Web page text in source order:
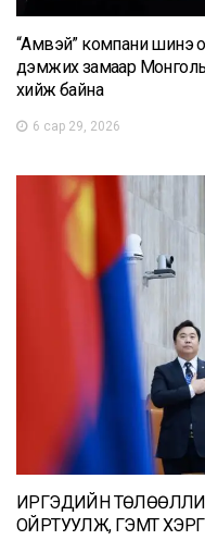
“Амвэй” компани шинэ
дэмжих замаар
хийж байна
6 сар 29, 2026
ИРГЭДИЙН
ОЙРТУУЛЖ, ГЭМТ